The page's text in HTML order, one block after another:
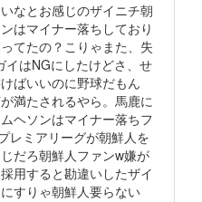
なとお感じのザイニチ朝
はマイナー落ちしており
てたの？こりゃまた、失
イはNGにしたけどさ、せ
ばいいのに野球だもん
満たされるやら。馬鹿に
ヘソンはマイナー落ちフ
レミアリーグが朝鮮人を
だろ朝鮮人ファンw嫌が
用すると勘違いしたザイ
すりゃ朝鮮人要らない